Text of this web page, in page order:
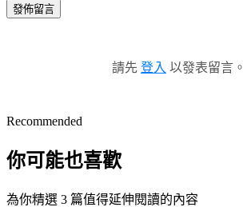
發佈留言
請先 登入 以發表留言。
Recommended
你可能也喜歡
為你精選 3 篇值得延伸閱讀的內容